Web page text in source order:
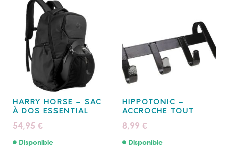
HARRY HORSE – SAC
À DOS ESSENTIAL
54,95 €
Disponible
HIPPOTONIC –
ACCROCHE TOUT
8,99 €
Disponible